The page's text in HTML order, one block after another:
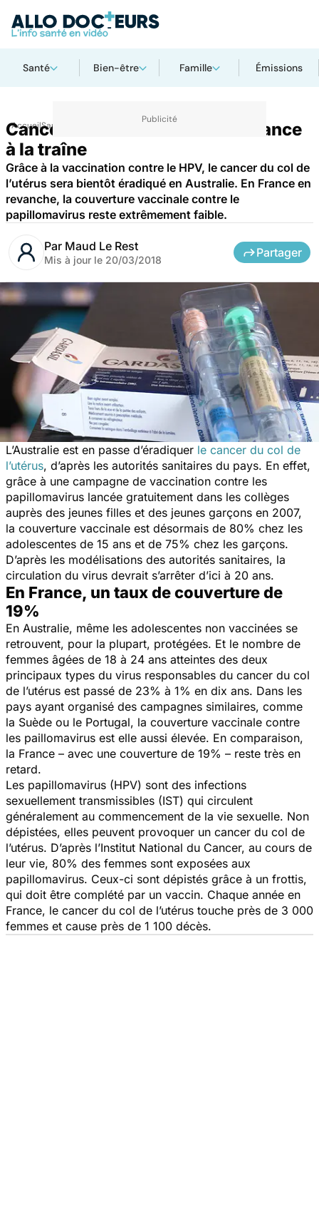
Santé Bien-être Famille Émissions
AccueilSanté
Cancer du col de l’utérus : la France
à la traîne
Grâce à la vaccination contre le HPV, le cancer du col de
l’utérus sera bientôt éradiqué en Australie. En France en
revanche, la couverture vaccinale contre le
papillomavirus reste extrêmement faible.
Par Maud Le Rest
Mis à jour le 20/03/2018
Partager
L’Australie est en passe d’éradiquer le cancer du col de
l’utérus, d’après les autorités sanitaires du pays. En effet,
grâce à une campagne de vaccination contre les
papillomavirus lancée gratuitement dans les collèges
auprès des jeunes filles et des jeunes garçons en 2007,
la couverture vaccinale est désormais de 80% chez les
adolescentes de 15 ans et de 75% chez les garçons.
D’après les modélisations des autorités sanitaires, la
circulation du virus devrait s’arrêter d’ici à 20 ans.
En France, un taux de couverture de
19%
En Australie, même les adolescentes non vaccinées se
retrouvent, pour la plupart, protégées. Et le nombre de
femmes âgées de 18 à 24 ans atteintes des deux
principaux types du virus responsables du cancer du col
de l’utérus est passé de 23% à 1% en dix ans. Dans les
pays ayant organisé des campagnes similaires, comme
la Suède ou le Portugal, la couverture vaccinale contre
les paillomavirus est elle aussi élevée. En comparaison,
la France – avec une couverture de 19% – reste très en
retard.
Les papillomavirus (HPV) sont des infections
sexuellement transmissibles (IST) qui circulent
généralement au commencement de la vie sexuelle. Non
dépistées, elles peuvent provoquer un cancer du col de
l’utérus. D’après l’Institut National du Cancer, au cours de
leur vie, 80% des femmes sont exposées aux
papillomavirus. Ceux-ci sont dépistés grâce à un frottis,
qui doit être complété par un vaccin. Chaque année en
France, le cancer du col de l’utérus touche près de 3 000
femmes et cause près de 1 100 décès.